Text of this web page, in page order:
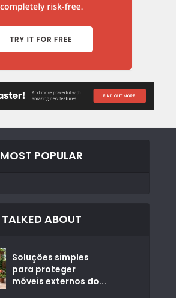
MOST POPULAR
TALKED ABOUT
Soluções simples
para proteger
móveis externos do...